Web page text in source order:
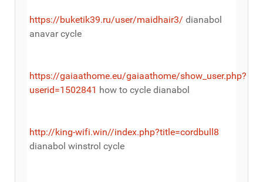
https://buketik39.ru/user/maidhair3/ dianabol
anavar cycle
https://gaiaathome.eu/gaiaathome/show_user.php?
userid=1502841 how to cycle dianabol
http://king-wifi.win//index.php?title=cordbull8
dianabol winstrol cycle